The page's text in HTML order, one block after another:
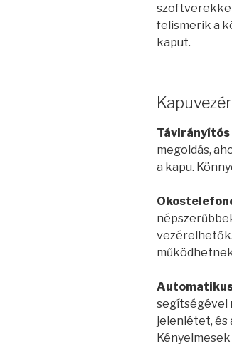
felismerik a
kaput.
megoldás,
a kapu.
segítségével
jelenlétet, és